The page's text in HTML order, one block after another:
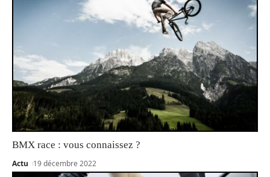
BMX race : vous connaissez ?
Actu 19 décembre 2022